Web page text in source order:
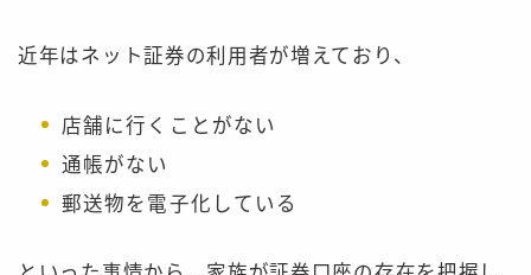
近年はネット証券の利用者が増えており、
店舗に行くことがない
通帳がない
郵送物を電子化している